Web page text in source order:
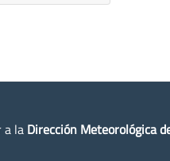
a la Dirección Meteorológica